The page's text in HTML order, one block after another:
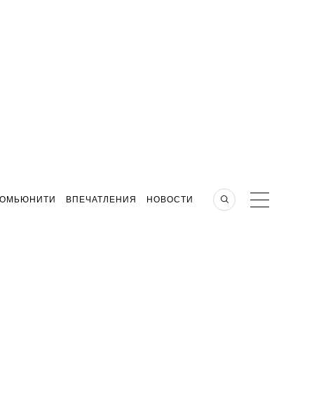
ВПЕЧАТЛЕНИЯ НОВОСТИ